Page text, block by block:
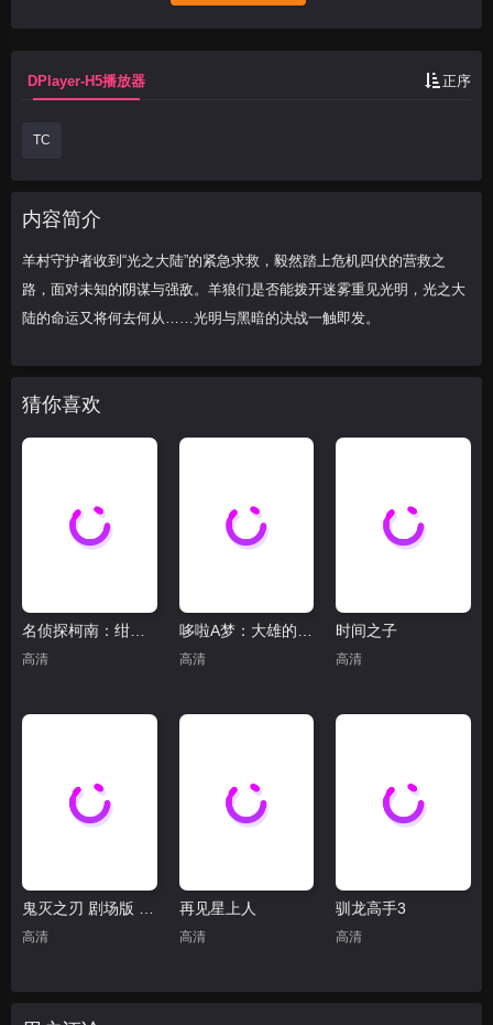
DPlayer-H5播放器 正序
TC
内容简介
羊村守护者收到“光之大陆”的紧急求救，毅然踏上危机四伏的营救之
路，面对未知的阴谋与强敌。羊狼们是否能拨开迷雾重见光明，光之大
陆的命运又将何去何从……光明与黑暗的决战一触即发。
猜你喜欢
名侦探柯南：绀青之拳
高清
哆啦A梦：大雄的绘画奇遇记
高清
时间之子
高清
高清
再见星上人
高清
驯龙高手3
高清